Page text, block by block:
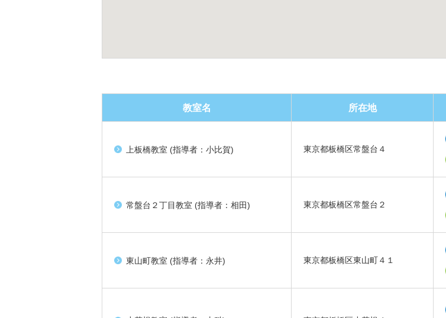
教室名 所在地
上板橋教室 (指導者：小比賀) 東京都板橋区常盤台４
常盤台２丁目教室 (指導者：相田) 東京都板橋区常盤台２
東山町教室 (指導者：永井) 東京都板橋区東山町４１